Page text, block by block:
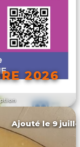
2026
Ajouté le 9